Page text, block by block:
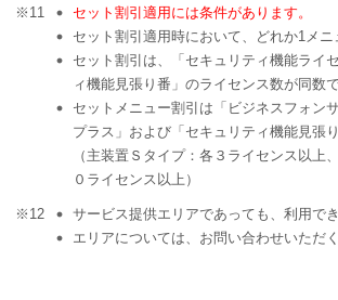
※11
セット割引適用には条件があります。
セット割引適用時において、どれか1メ
セット割引は、「セキュリティ機能ライ
ィ機能見張り番」のライセンス数が同数
セットメニュー割引は「ビジネスフォン
プラス」および「セキュリティ機能見張
（主装置Ｓタイプ：各３ライセンス以
０ライセンス以上）
※12
サービス提供エリアであっても、利用で
エリアについては、お問い合わせいただ